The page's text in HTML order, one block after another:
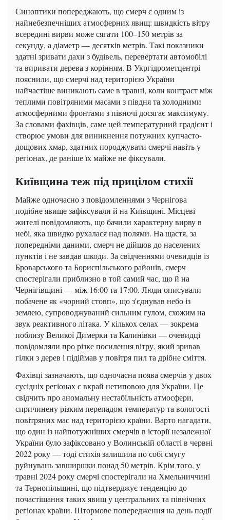
Синоптики попереджають, що смерч є одним із
найнебезпечніших атмосферних явищ: швидкість вітру
всередині вирви може сягати 100–150 метрів за
секунду, а діаметр — десятків метрів. Такі показники
здатні зривати дахи з будівель, перевертати автомобілі
та виривати дерева з корінням. В Укргідрометцентрі
пояснили, що смерчі над територією України
найчастіше виникають саме в травні, коли контраст між
теплими повітряними масами з півдня та холодними
атмосферними фронтами з півночі досягає максимуму.
За словами фахівців, саме цей температурний градієнт і
створює умови для виникнення потужних купчасто-
дощових хмар, здатних породжувати смерчі навіть у
регіонах, де раніше їх майже не фіксували.
Київщина теж під прицілом стихії
Майже одночасно з повідомленнями з Чернігова
подібне явище зафіксували й на Київщині. Місцеві
жителі повідомляють, що бачили характерну вирву в
небі, яка швидко рухалася над полями. На щастя, за
попередніми даними, смерч не дійшов до населених
пунктів і не завдав шкоди. За свідченнями очевидців із
Броварського та Бориспільського районів, смерч
спостерігали приблизно в той самий час, що й на
Чернігівщині — між 16:00 та 17:00. Люди описували
побачене як «чорний стовп», що з'єднував небо із
землею, супроводжуваний сильним гулом, схожим на
звук реактивного літака. У кількох селах — зокрема
поблизу Великої Димерки та Калинівки — очевидці
повідомляли про різке посилення вітру, який зривав
гілки з дерев і підіймав у повітря пил та дрібне сміття.
Фахівці зазначають, що одночасна поява смерчів у двох
сусідніх регіонах є вкрай нетиповою для України. Це
свідчить про аномальну нестабільність атмосфери,
спричинену різким перепадом температур та вологості
повітряних мас над територією країни. Варто нагадати,
що один із найпотужніших смерчів в історії незалежної
України було зафіксовано у Волинській області в червні
2022 року — тоді стихія залишила по собі смугу
руйнувань завширшки понад 50 метрів. Крім того, у
травні 2024 року смерчі спостерігали на Хмельниччині
та Тернопільщині, що підтверджує тенденцію до
почастішання таких явищ у центральних та північних
регіонах країни. Штормове попередження на день події